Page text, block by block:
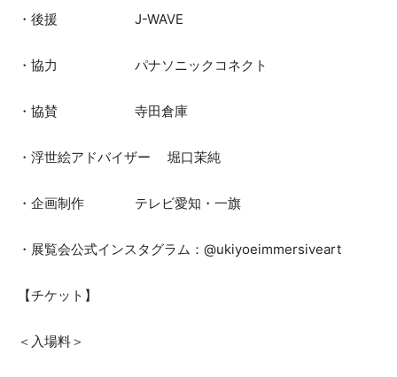
・後援 J-WAVE
・協力 パナソニックコネクト
・協賛 寺田倉庫
・浮世絵アドバイザー 堀口茉純
・企画制作 テレビ愛知・一旗
・展覧会公式インスタグラム：@ukiyoeimmersiveart
【チケット】
＜入場料＞